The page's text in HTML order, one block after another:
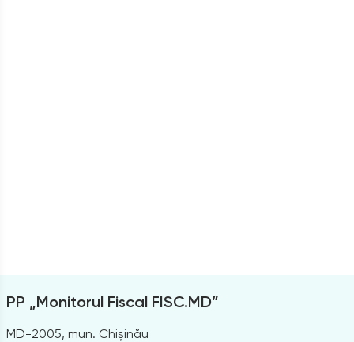
PP „Monitorul Fiscal FISC.MD”
MD-2005, mun. Chișinău